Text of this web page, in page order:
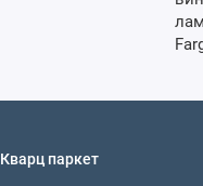
Кварц паркет